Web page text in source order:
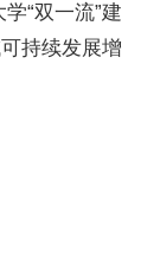
“双一流”建
持续发展增